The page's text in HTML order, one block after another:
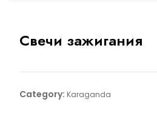
Свечи зажигания
Category: Karaganda